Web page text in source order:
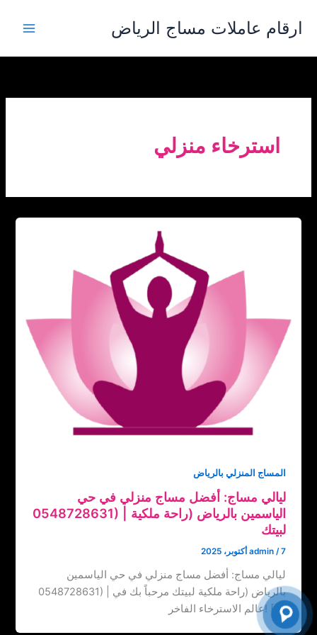
المحتوى
ارقام عاملات مساج الرياض
استرخاء منزلي
المساج المنزلي بالرياض
ليالي مساج: أفضل مساج منزلي في حي
الياسمين بالرياض (‏‪0548728631) | راحة ملكية
لبيتك
admin /7 أكتوبر، 2025
ليالي مساج: أفضل مساج منزلي في حي الياسمين
بالرياض (‏‪0548728631) | راحة ملكية لبيتك مرحباً بك في
عالم الاسترخاء الفاخر! […]